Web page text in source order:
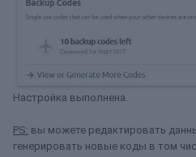
Настройка выполнена.
PS: вы можете редактировать
генерировать новые коды в том